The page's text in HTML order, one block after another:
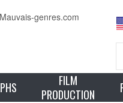
FILM
PRODUCTION